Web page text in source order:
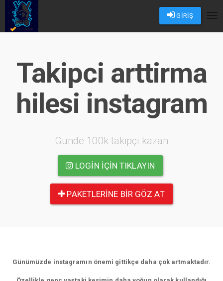
GİRİŞ
Takipci arttirma
hilesi instagram
Günde 100k takipçi kazan
LOGIN IÇIN TIKLAYIN
PAKETLERINE BIR GÖZ AT
Günümüzde instagramın önemi gittikçe daha çok artmaktadır.